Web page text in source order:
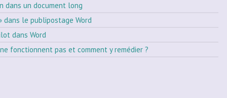
dans un document long
dans le publipostage Word
dans Word
fonctionnent pas et comment y remédier ?